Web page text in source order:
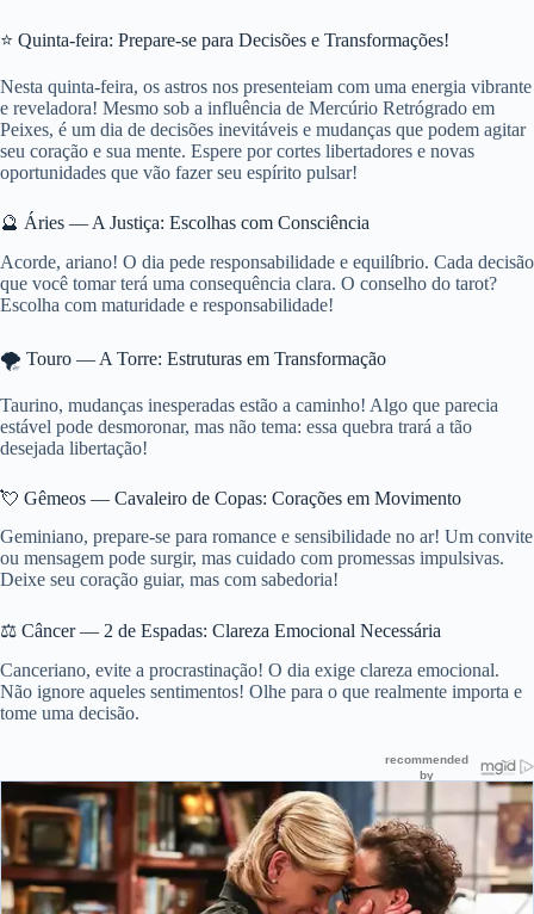
⭐ Quinta-feira: Prepare-se para Decisões e Transformações!
Nesta quinta-feira, os astros nos presenteiam com uma energia vibrante
e reveladora! Mesmo sob a influência de Mercúrio Retrógrado em
Peixes, é um dia de decisões inevitáveis e mudanças que podem agitar
seu coração e sua mente. Espere por cortes libertadores e novas
oportunidades que vão fazer seu espírito pulsar!
🔮 Áries — A Justiça: Escolhas com Consciência
Acorde, ariano! O dia pede responsabilidade e equilíbrio. Cada decisão
que você tomar terá uma consequência clara. O conselho do tarot?
Escolha com maturidade e responsabilidade!
🌪️ Touro — A Torre: Estruturas em Transformação
Taurino, mudanças inesperadas estão a caminho! Algo que parecia
estável pode desmoronar, mas não tema: essa quebra trará a tão
desejada libertação!
💘 Gêmeos — Cavaleiro de Copas: Corações em Movimento
Geminiano, prepare-se para romance e sensibilidade no ar! Um convite
ou mensagem pode surgir, mas cuidado com promessas impulsivas.
Deixe seu coração guiar, mas com sabedoria!
⚖️ Câncer — 2 de Espadas: Clareza Emocional Necessária
Canceriano, evite a procrastinação! O dia exige clareza emocional.
Não ignore aqueles sentimentos! Olhe para o que realmente importa e
tome uma decisão.